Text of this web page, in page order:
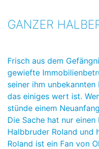
GANZER
Frisch aus dem
gewiefte
seiner ihm
das einiges wert ist.
stünde einem
Die Sache hat nur
Halbbruder Roland und
Roland ist ein Fan von